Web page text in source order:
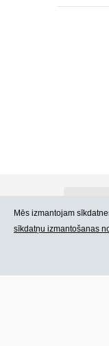
Mēs izmantojam
sīkdatņu izmantošanas